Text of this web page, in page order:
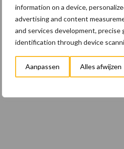
information on a device,
advertising and content
and services development, precise
identification through device
Aanpassen Alles afwijzen
Toon